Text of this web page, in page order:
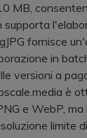
MB,
supporta
fornisce
in
versioni a
è
e WebP,
limite